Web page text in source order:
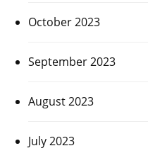
October 2023
September 2023
August 2023
July 2023